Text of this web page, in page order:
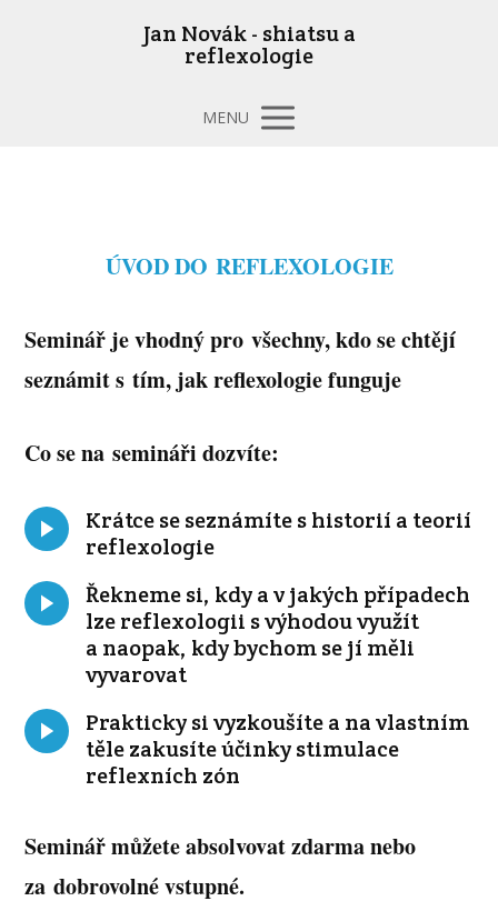
Jan Novák - shiatsu a
reflexologie
MENU
ÚVOD DO REFLEXOLOGIE
Seminář je vhodný pro všechny, kdo se chtějí
seznámit s tím, jak reflexologie funguje
Co se na semináři dozvíte:
Krátce se seznámíte s historií a teorií
reflexologie
Řekneme si, kdy a v jakých případech
lze reflexologii s výhodou využít
a naopak, kdy bychom se jí měli
vyvarovat
Prakticky si vyzkoušíte a na vlastním
těle zakusíte účinky stimulace
reflexních zón
Seminář můžete absolvovat zdarma nebo
za dobrovolné vstupné.